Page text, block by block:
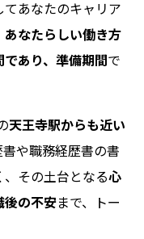
あなたのキャリア
あなたらしい働き方
あり、準備期間 で
天王寺駅からも近い
や職務経歴書の書
その土台となる心
後の不安まで、トー